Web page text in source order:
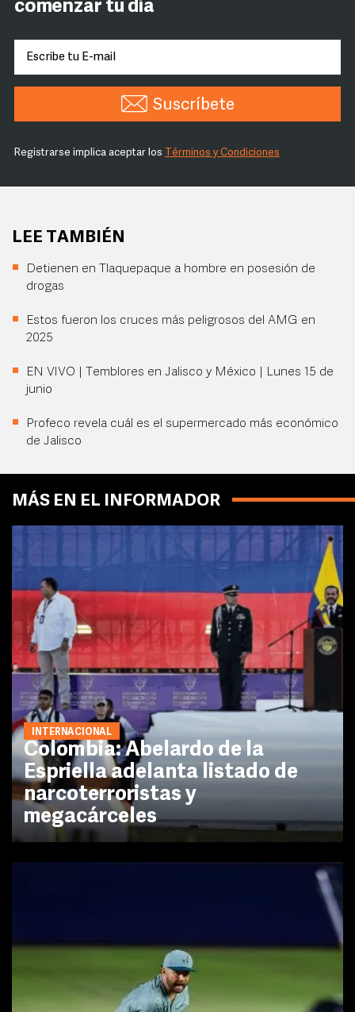
comenzar tu día
Suscríbete
Registrarse implica aceptar los Términos y Condiciones
LEE TAMBIÉN
Detienen en Tlaquepaque a hombre en posesión de
drogas
Estos fueron los cruces más peligrosos del AMG en
2025
EN VIVO | Temblores en Jalisco y México | Lunes 15 de
junio
Profeco revela cuál es el supermercado más económico
de Jalisco
MÁS EN EL INFORMADOR
INTERNACIONAL
Colombia: Abelardo de la
Espriella adelanta listado de
narcoterroristas y
megacárceles